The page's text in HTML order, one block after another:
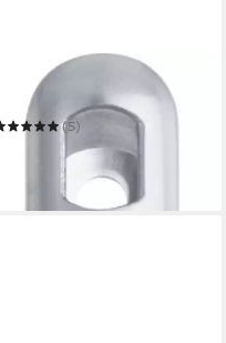
FISSLER
Knoblauchpresse Essential
(5)
in 2-3 Werktagen bei dir